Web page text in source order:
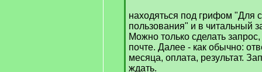
находяться под грифом "Для
пользования" и в читальный
Можно только сделать
почте. Далее - как обычно:
месяца, оплата, результат.
ждать.